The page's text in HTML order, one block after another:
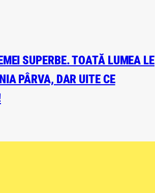
SUPERBE. TOATĂ LUMEA LE
PÂRVA, DAR UITE CE